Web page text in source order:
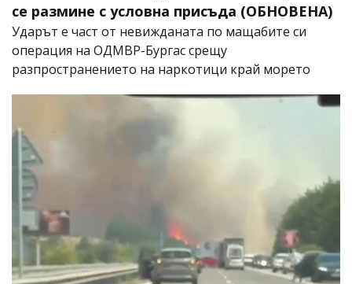
се размине с условна присъда (ОБНОВЕНА)
Ударът е част от невижданата по мащабите си
операция на ОДМВР-Бургас срещу
разпространението на наркотици край морето